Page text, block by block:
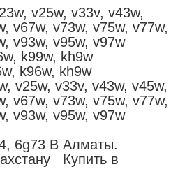
v25w, v33v, v43w,
v67w, v73w, v75w, v77w,
v93w, v95w, v97w
k99w, kh9w
k96w, kh9w
v25w, v33v, v43w, v45w,
v67w, v73w, v75w, v77w,
v93w, v95w, v97w
6g73 В Алматы.
Купить в